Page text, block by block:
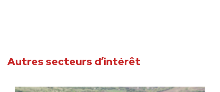
Autres secteurs d’intérêt